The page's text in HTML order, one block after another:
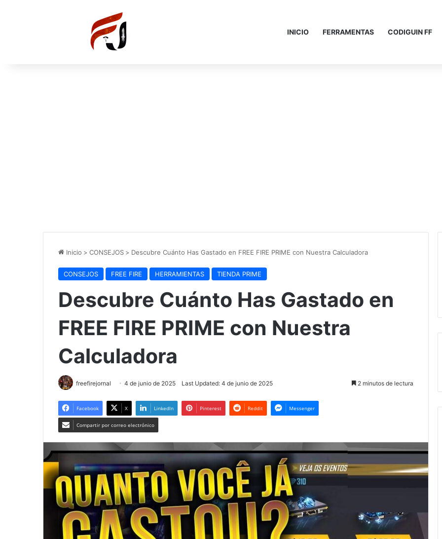
INICIO FERRAMENTAS CODIGUIN FF
Inicio > CONSEJOS > Descubre Cuánto Has Gastado en FREE FIRE PRIME con Nuestra Calculadora
CONSEJOS FREE FIRE HERRAMIENTAS TIENDA PRIME
Descubre Cuánto Has Gastado en
FREE FIRE PRIME con Nuestra
Calculadora
freefirejornal 4 de junio de 2025 Last Updated: 4 de junio de 2025 2 minutos de lectura
Facebook X LinkedIn Pinterest Reddit Messenger
Compartir por correo electrónico